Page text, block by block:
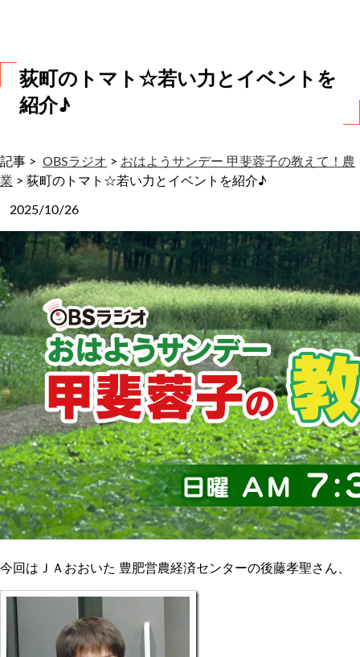
荻町のトマト☆若い力とイベントを
紹介♪
記事 > OBSラジオ > おはようサンデー 甲斐蓉子の教えて！農
業 > 荻町のトマト☆若い力とイベントを紹介♪
2025/10/26
今回はＪＡおおいた 豊肥営農経済センターの後藤孝聖さん、